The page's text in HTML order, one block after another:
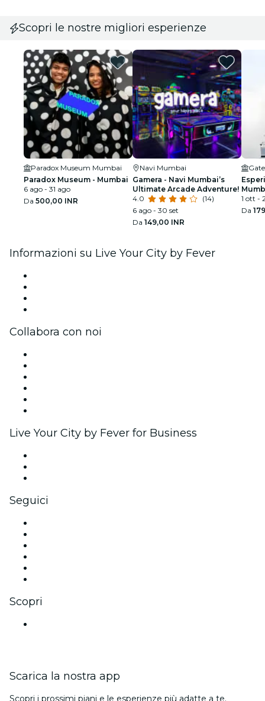
Scopri le nostre migliori esperienze
Paradox Museum Mumbai
Paradox Museum - Mumbai
6 ago - 31 ago
Da 500,00 INR
Navi Mumbai
Gamera - Navi Mumbai’s
Ultimate Arcade Adventure!
4.0
(14)
6 ago - 30 set
Da 149,00 INR
1 ott -
Da
Informazioni su Live Your City by Fever
Collabora con noi
Live Your City by Fever for Business
Seguici
Scopri
Scarica la nostra app
Scopri i prossimi piani e le esperienze più adatte a te.